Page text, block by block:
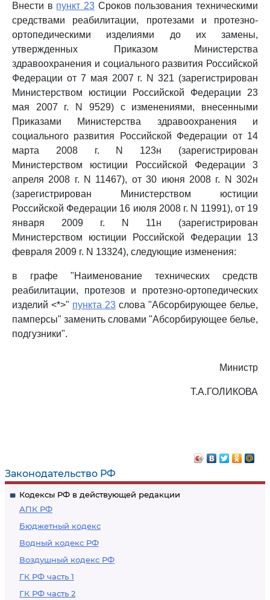
Законодательство РФ
Кодексы РФ в действующей редакции
АПК РФ
Бюджетный кодекс
Водный кодекс РФ
Воздушный кодекс РФ
ГК РФ часть 1
ГК РФ часть 2
Внести в пункт 23 Сроков пользования техническими
средствами реабилитации, протезами и протезно-
ортопедическими изделиями до их замены,
утвержденных Приказом Министерства
здравоохранения и социального развития Российской
Федерации от 7 мая 2007 г. N 321 (зарегистрирован
Министерством юстиции Российской Федерации 23
мая 2007 г. N 9529) с изменениями, внесенными
Приказами Министерства здравоохранения и
социального развития Российской Федерации от 14
марта 2008 г. N 123н (зарегистрирован
Министерством юстиции Российской Федерации 3
апреля 2008 г. N 11467), от 30 июня 2008 г. N 302н
(зарегистрирован Министерством юстиции
Российской Федерации 16 июля 2008 г. N 11991), от 19
января 2009 г. N 11н (зарегистрирован
Министерством юстиции Российской Федерации 13
февраля 2009 г. N 13324), следующие изменения:
в графе "Наименование технических средств
реабилитации, протезов и протезно-ортопедических
изделий <*>" пункта 23 слова "Абсорбирующее белье,
памперсы" заменить словами "Абсорбирующее белье,
подгузники".
Министр
Т.А.ГОЛИКОВА